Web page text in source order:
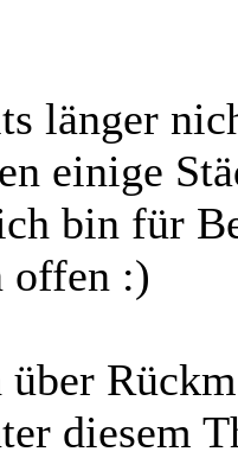
länger
einige
bin für
offen :)
diesem